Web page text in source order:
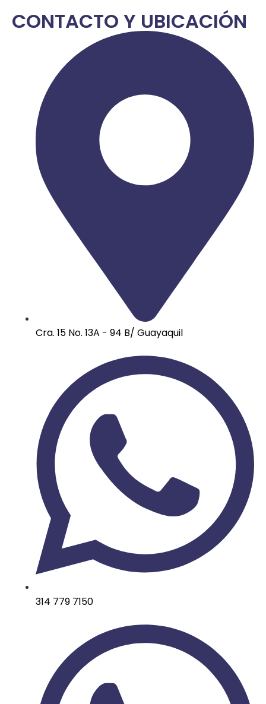
CONTACTO Y UBICACIÓN
Cra. 15 No. 13A - 94 B/ Guayaquil
314 779 7150